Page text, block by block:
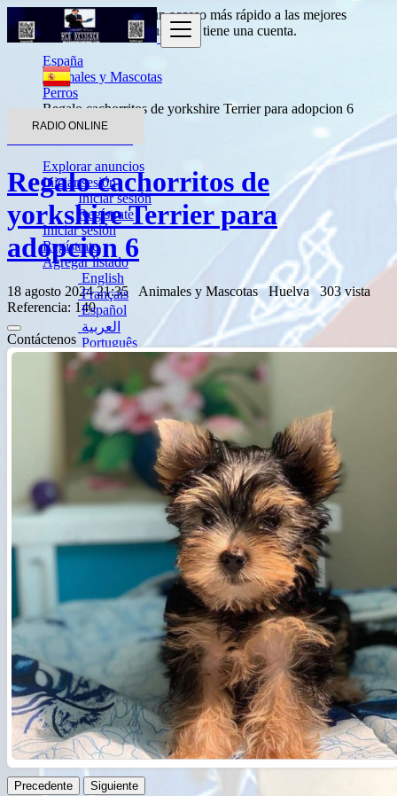
RADIO ONLINE
Explorar anuncios
Iniciar sesión
Iniciar sesión
Regístrate
Iniciar sesión
Regístrate
Agregar listado
English
Français
Español
العربية
Português
Deutsch
Italiano
Türkçe
Русский
हिन्दी
বাংলা
简体中文
日本語
Română
Entradapara obtener un acceso más rápido a las mejores
ofertas.
Haga clic aquísi usted no tiene una cuenta.
España
Animales y Mascotas
Perros
Regalo cachorritos de yorkshire Terrier para adopcion 6
Regalo cachorritos de
yorkshire Terrier para
adopcion 6
18 agosto 2024 21:35 Animales y Mascotas Huelva 303 vista
Referencia: 140
Contáctenos
Precedente Siguiente